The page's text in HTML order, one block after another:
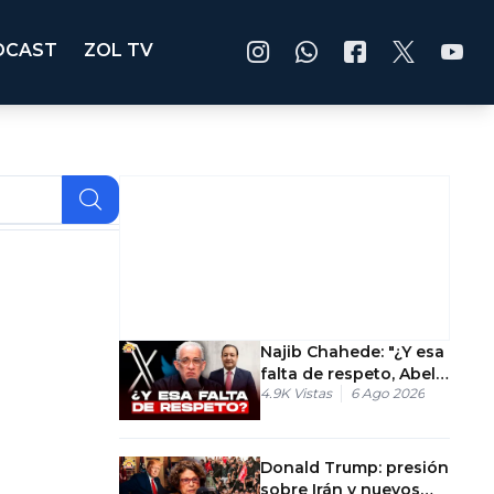
ZOL TV
Najib Chahede: "¿Y esa
falta de respeto, Abel
Martinez?"
4.9K Vistas 6 Ago 2026
Donald Trump: presión
sobre Irán y nuevos